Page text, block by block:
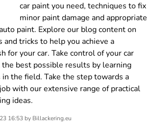
car paint you need, techniques to fix
minor paint damage and appropriate
paint. Explore our blog content on
and tricks to help you achieve a
for your car. Take control of your car
the best possible results by learning
the field. Take the step towards a
with our extensive range of practical
ideas.
16:53 by Billackering.eu